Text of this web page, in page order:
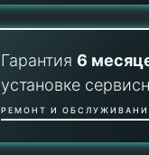
Гарантия 6
установке
РЕМОНТ И